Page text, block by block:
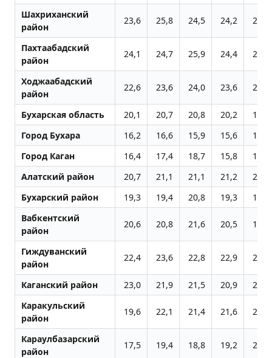
Шахриханский
район
23,6 25,8 24,5 24,2 23,7
Пахтаабадский
район
24,1 24,7 25,9 24,4 24,1
Ходжаабадский
район
22,6 23,6 24,0 23,6 22,7
Бухарская область 20,1 20,7 20,8 20,2
19,2
Город Бухара
16,2 16,6 15,9 15,6
15,3
Город Каган
16,4 17,4 18,7 15,8
16,0
Алатский район
20,7 21,1 21,1 21,2
20,3
Бухарский район
19,3 19,4 20,8 19,3
19,0
Вабкентский
район
20,6 20,8 21,6 20,5 18,8
Гиждуванский
район
22,4 23,6 22,8 22,9 20,2
Каганский район 23,0 21,9 21,5 20,9
24,3
Каракульский
район
19,6 22,1 21,4 21,6 20,0
Караулбазарский
район
17,5 19,4 18,8 19,2 21,0